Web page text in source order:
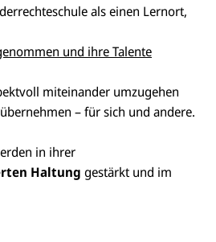
als einen Lernort,
und ihre Talente
miteinander umzugehen
– für sich und andere.
in ihrer
Haltung gestärkt und im